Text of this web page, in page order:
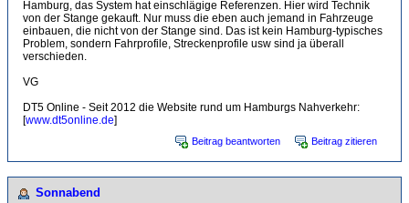
Hamburg, das System hat einschlägige Referenzen. Hier wird Technik
von der Stange gekauft. Nur muss die eben auch jemand in Fahrzeuge
einbauen, die nicht von der Stange sind. Das ist kein Hamburg-typisches
Problem, sondern Fahrprofile, Streckenprofile usw sind ja überall
verschieden.
VG
DT5 Online - Seit 2012 die Website rund um Hamburgs Nahverkehr:
[www.dt5online.de]
Beitrag beantworten Beitrag zitieren
Sonnabend